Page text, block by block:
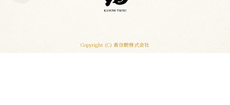
Copyright (C) 香住鶴株式会社